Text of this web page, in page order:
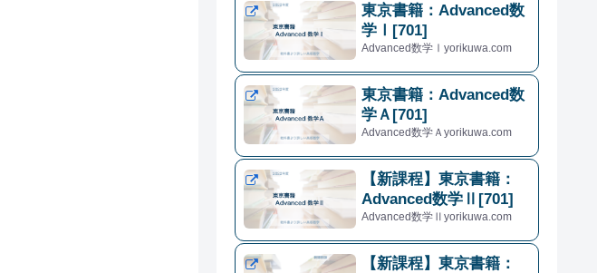
東京書籍：Advanced数
学Ⅰ[701]
Advanced数学Ⅰyorikuwa.com
東京書籍：Advanced数
学Ａ[701]
Advanced数学Ａyorikuwa.com
【新課程】東京書籍：
Advanced数学Ⅱ[701]
Advanced数学Ⅱyorikuwa.com
【新課程】東京書籍：